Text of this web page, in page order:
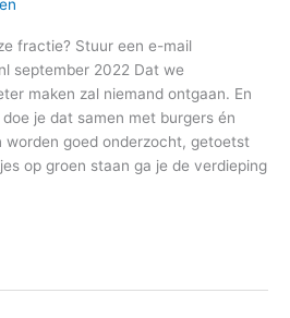
fractie? Stuur een e-mail
september 2022 Dat we
maken zal niemand ontgaan. En
je dat samen met burgers én
worden goed onderzocht, getoetst
op groen staan ga je de verdieping